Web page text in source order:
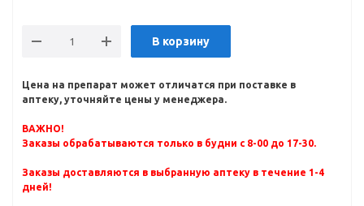
В корзину
Цена на препарат может отличатся при поставке в
аптеку, уточняйте цены у менеджера.
ВАЖНО!
Заказы обрабатываются только в будни с 8-00 до 17-30.
Заказы доставляются в выбранную аптеку в течение 1-4
дней!